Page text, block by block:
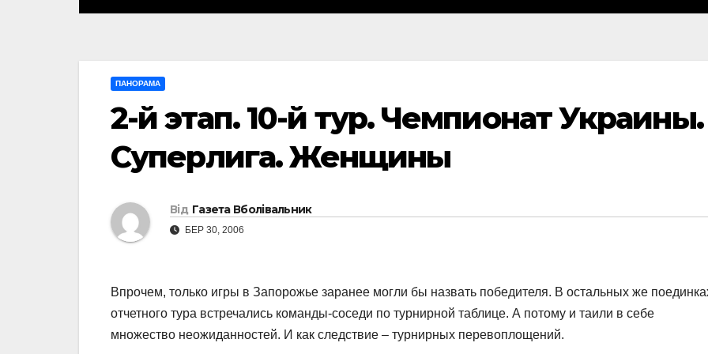
ПАНОРАМА
2-й этап. 10-й тур. Чемпионат Украины.
Суперлига. Женщины
Від Газета Вболівальник
БЕР 30, 2006
Впрочем, только игры в Запорожье заранее могли бы назвать победителя. В остальных же
отчетного тура встречались команды-соседи по турнирной таблице. А потому и таили в себе
множество неожиданностей. И как следствие – турнирных перевоплощений.